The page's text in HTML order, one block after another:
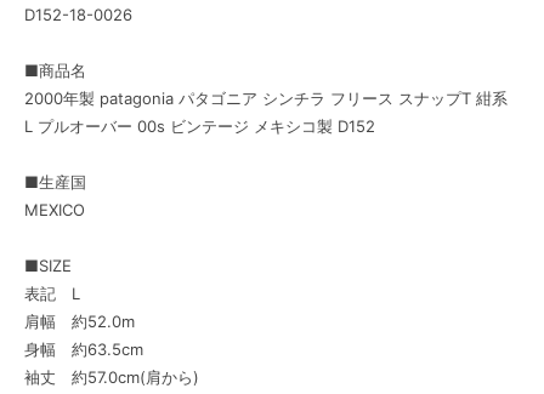
D152-18-0026
■商品名
2000年製 patagonia パタゴニア シンチラ フリース スナップT 紺系
L プルオーバー 00s ビンテージ メキシコ製 D152
■生産国
MEXICO
■SIZE
表記 L
肩幅 約52.0m
身幅 約63.5cm
袖丈 約57.0cm(肩から)